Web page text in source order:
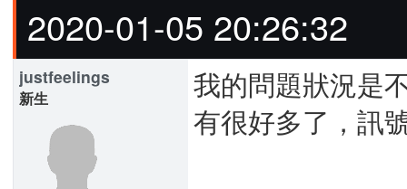
2020-01-05 20:26:32
justfeelings
新生
我的問題狀況是
有很好多了，訊